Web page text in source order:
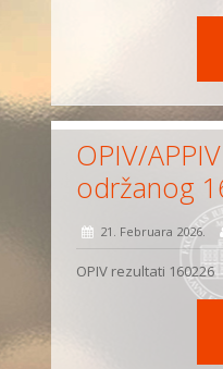
OPIV/
održanog
21. Februara 2026.
OPIV rezultati 160226